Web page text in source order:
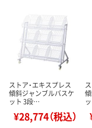
ストア・エキスプレス
傾斜ジャンブルバスケ
ット 3段…
¥28,774（税込）